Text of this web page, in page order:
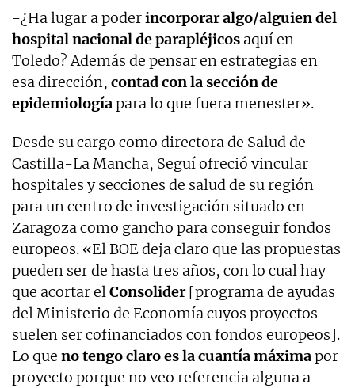
-¿Ha lugar a poderincorporar algo/alguien del
hospital nacional deparapléjicos aquí en
Toledo? Además de pensar en estrategias en
esa dirección, contad con la sección de
epidemiologíapara lo que fuera menester».
Desde su cargo como directora de Salud de
Castilla-La Mancha, Seguí ofreció vincular
hospitales y secciones de salud de su región
para un centro de investigación situado en
Zaragoza como gancho para conseguir fondos
europeos. «El BOE deja claro que las propuestas
pueden ser de hasta tres años, con lo cual hay
que acortar el Consolider[programa de ayudas
del Ministerio de Economía cuyos proyectos
suelen ser cofinanciados con fondos europeos].
Lo que no tengo claro es la cuantía máximapor
proyecto porque no veo referencia alguna a